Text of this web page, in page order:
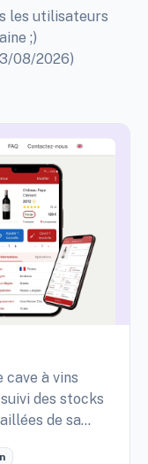
les utilisateurs
;)
08/2026)
cave à vins
des stocks
de sa